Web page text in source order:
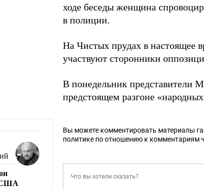
США
ходе беседы женщина
в полиции.
На Чистых прудах в настоящее
участвуют сторонники
В понедельник представители
предстоящем разгоне
Вы можете комментировать материалы
политике по отношению к комментариям